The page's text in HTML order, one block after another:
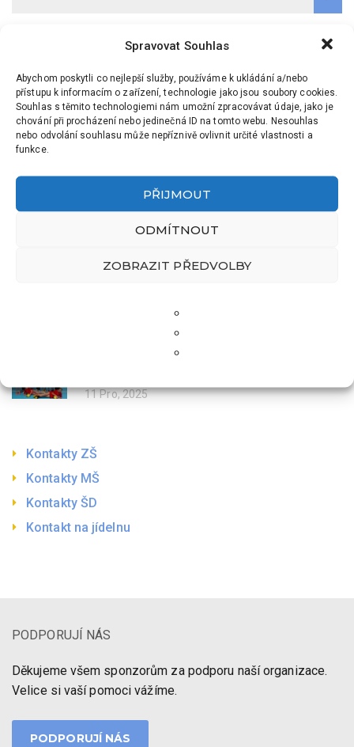
Spravovat Souhlas
Abychom poskytli co nejlepší služby, používáme k ukládání a/nebo
přístupu k informacím o zařízení, technologie jako jsou soubory cookies.
Souhlas s těmito technologiemi nám umožní zpracovávat údaje, jako je
chování při procházení nebo jedinečná ID na tomto webu. Nesouhlas
nebo odvolání souhlasu může nepříznivě ovlivnit určité vlastnosti a
funkce.
PŘIJMOUT
ODMÍTNOUT
ZOBRAZIT PŘEDVOLBY
Sportovní turnaj v ZŠ Hrádek
9 Dub, 2026
Zápis do prvních tříd
Krajské kolo ve florbale
Turnaj v házené – sportovní čtvrtek plný
11 Pro, 2025
Kontakty ZŠ
Kontakty MŠ
Kontakty ŠD
Kontakt na jídelnu
PODPORUJÍ NÁS
Děkujeme všem sponzorům za podporu naší organizace.
Velice si vaší pomoci vážíme.
PODPORUJÍ NÁS